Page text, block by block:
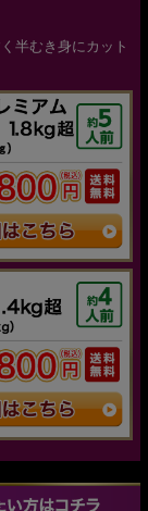
半むき身にカット